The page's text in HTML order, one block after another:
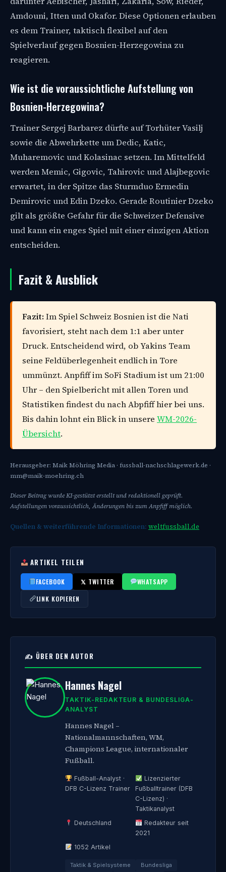
Amdouni, Itten und Okafor. Diese Optionen erlauben
es dem Trainer, taktisch flexibel auf den
Spielverlauf gegen Bosnien-Herzegowina zu
reagieren.
Wie ist die voraussichtliche Aufstellung von
Bosnien-Herzegowina?
Trainer Sergej Barbarez dürfte auf Torhüter Vasilj
sowie die Abwehrkette um Dedic, Katic,
Muharemovic und Kolasinac setzen. Im Mittelfeld
werden Memic, Gigovic, Tahirovic und Alajbegovic
erwartet, in der Spitze das Sturmduo Ermedin
Demirovic und Edin Dzeko. Gerade Routinier Dzeko
gilt als größte Gefahr für die Schweizer Defensive
und kann ein enges Spiel mit einer einzigen Aktion
entscheiden.
Fazit & Ausblick
Fazit:Im Spiel Schweiz Bosnien ist die Nati
favorisiert, steht nach dem 1:1 aber unter
Druck. Entscheidend wird, ob Yakins Team
seine Feldüberlegenheit endlich in Tore
ummünzt. Anpfiff im SoFi Stadium ist um 21:00
Uhr – den Spielbericht mit allen Toren und
Statistiken findest du nach Abpfiff hier bei uns.
Bis dahin lohnt ein Blick in unsere WM-2026-
Übersicht.
Herausgeber: Maik Möhring Media · fussball-nachschlagewerk.de ·
mm@maik-moehring.ch
Dieser Beitrag wurde KI-gestützt erstellt und redaktionell geprüft.
Aufstellungen voraussichtlich, Änderungen bis zum Anpfiff möglich.
Quellen & weiterführende Informationen: weltfussball.de
ARTIKEL TEILEN
FACEBOOK 𝕏 TWITTER
WHATSAPP
LINK KOPIEREN
✍️ ÜBER DEN AUTOR
Hannes Nagel
TAKTIK-REDAKTEUR & BUNDESLIGA-
ANALYST
Hannes Nagel –
Nationalmannschaften, WM,
Champions League, internationaler
Fußball.
Fußball-Analyst ·
DFB C-Lizenz Trainer
Lizenzierter
Fußballtrainer (DFB
C-Lizenz) ·
Taktikanalyst
Deutschland
Redakteur seit
2021
1052 Artikel
Taktik & Spielsysteme
Bundesliga